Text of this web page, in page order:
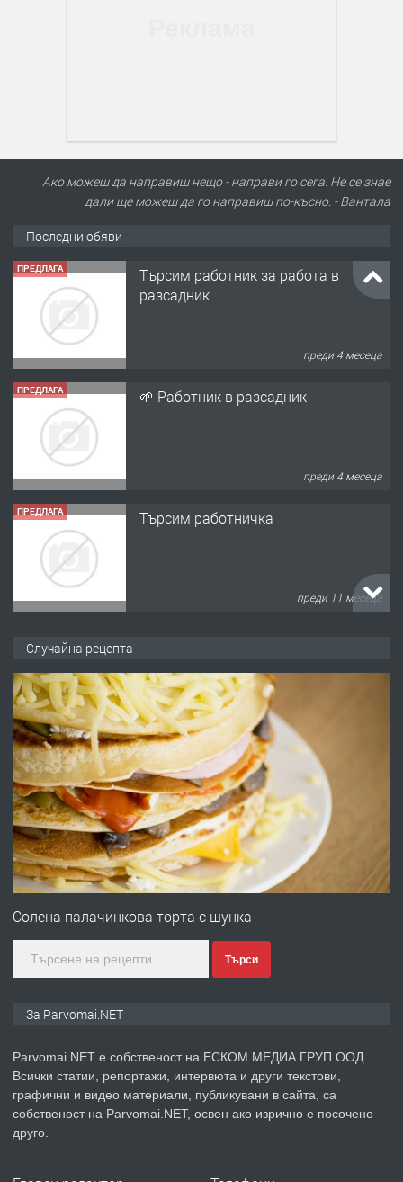
Ако можеш да направиш нещо - направи го сега. Не се знае
дали ще можеш да го направиш по-късно. - Вантала
Последни обяви
ПРЕДЛАГА
Търсим работник за работа в
разсадник
преди 4 месеца
ПРЕДЛАГА 🌱 Работник в разсадник
преди 4 месеца
ПРЕДЛАГА Търсим работничка
преди 11 месеца
ПРЕДЛАГА Работа за общи работници
преди 1 година
ПРЕДЛАГА
Първи поход "По стъпките на Ангел
преди 1 година
ПРЕДЛАГА Уроци по Математика
Случайна рецепта
Солена палачинкова торта с шунка
Търси
За Parvomai.NET
Parvomai.NET е собственост на ЕСКОМ МЕДИА ГРУП ООД.
Всички статии, репортажи, интервюта и други текстови,
графични и видео материали, публикувани в сайта, са
собственост на Parvomai.NET, освен ако изрично е посочено
друго.